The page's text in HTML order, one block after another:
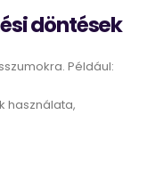
döntések
Például:
használata,